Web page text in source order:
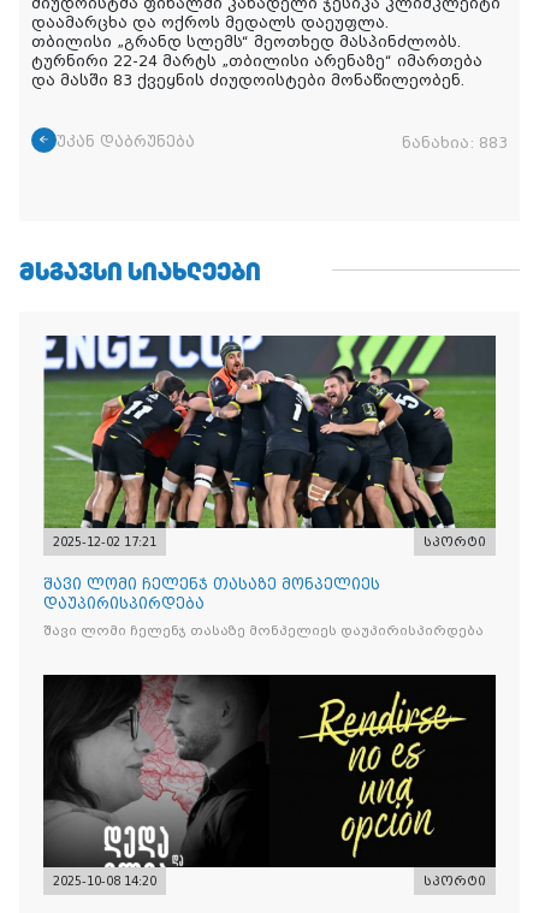
დაამარცხა და ოქროს მედალს დაეუფლა.
თბილისი „გრანდ სლემს“ მეოთხედ მასპინძლობს.
ტურნირი 22-24 მარტს „თბილისი არენაზე“ იმართება
და მასში 83 ქვეყნის ძიუდოისტები მონაწილეობენ.
უკან დაბრუნება ნანახია: 883
ᲛᲡᲒᲐᲕᲡᲘ ᲡᲘᲐᲮᲚᲔᲔᲑᲘ
2025-12-02 17:21 სპორტი
შავი ლომი ჩელენჯ თასაზე მონპელიეს
დაუპირისპირდება
შავი ლომი ჩელენჯ თასაზე მონპელიეს დაუპირისპირდება
2025-10-08 14:20 სპორტი